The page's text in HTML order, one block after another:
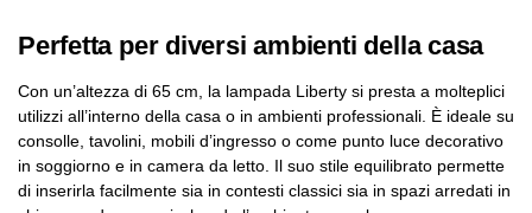
Perfetta per diversi ambienti della casa
Con un’altezza di 65 cm, la lampada Liberty si presta a molteplici
utilizzi all’interno della casa o in ambienti professionali. È ideale su
consolle, tavolini, mobili d’ingresso o come punto luce decorativo
in soggiorno e in camera da letto. Il suo stile equilibrato permette
di inserirla facilmente sia in contesti classici sia in spazi arredati in